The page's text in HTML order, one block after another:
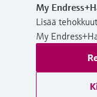
My
Lisää
My